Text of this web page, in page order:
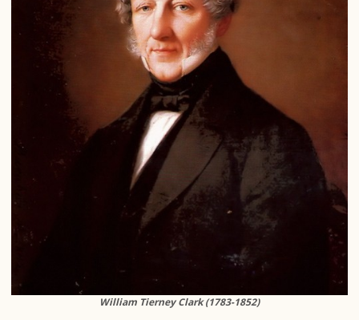
William Tierney Clark (1783-1852)